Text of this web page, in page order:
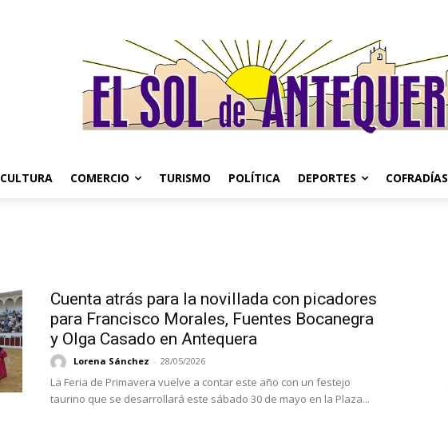
CULTURA COMERCIO TURISMO POLÍTICA DEPORTES COFRADÍAS
Cuenta atrás para la novillada con picadores
para Francisco Morales, Fuentes Bocanegra
y Olga Casado en Antequera
Lorena Sánchez - 28/05/2026
La Feria de Primavera vuelve a contar este año con un festejo
taurino que se desarrollará este sábado 30 de mayo en la Plaza...